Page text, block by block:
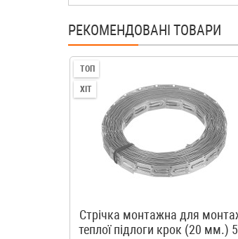
РЕКОМЕНДОВАНІ ТОВАРИ
ТОП
ХІТ
Стрічка монтажна для
теплої підлоги крок (20 мм.)